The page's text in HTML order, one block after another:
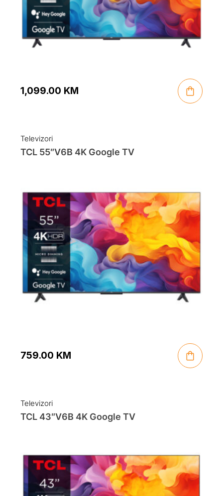
1,099.00 KM
Televizori
TCL 55″V6B 4K Google TV
759.00 KM
Televizori
TCL 43″V6B 4K Google TV